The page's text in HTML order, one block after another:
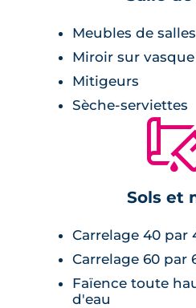
permettant une gestion
simplifiée de votre
standing incluent des
format, des packs
roulants motorisés et
d'ambiance, et des salles
Meubles de
Miroir sur vasque
Mitigeurs
Sèche-serviettes
Sols et
Carrelage 40 par
Carrelage 60 par
Faïence toute
d'eau